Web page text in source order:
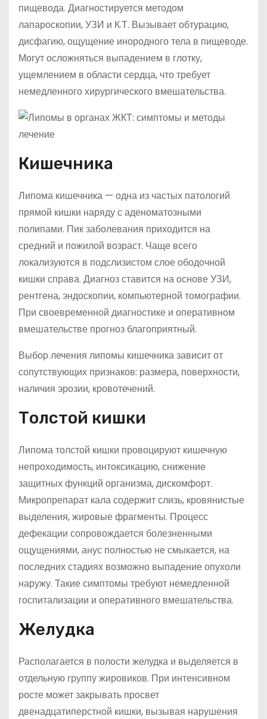
пищевода. Диагностируется методом
лапароскопии, УЗИ и К.Т. Вызывает обтурацию,
дисфагию, ощущение инородного тела в пищеводе.
Могут осложняться выпадением в глотку,
ущемлением в области сердца, что требует
немедленного хирургического вмешательства.
Кишечника
Липома кишечника — одна из частых патологий
прямой кишки наряду с аденоматозными
полипами. Пик заболевания приходится на
средний и пожилой возраст. Чаще всего
локализуются в подслизистом слое ободочной
кишки справа. Диагноз ставится на основе УЗИ,
рентгена, эндоскопии, компьютерной томографии.
При своевременной диагностике и оперативном
вмешательстве прогноз благоприятный.
Выбор лечения липомы кишечника зависит от
сопутствующих признаков: размера, поверхности,
наличия эрозии, кровотечений.
Толстой кишки
Липома толстой кишки провоцируют кишечную
непроходимость, интоксикацию, снижение
защитных функций организма, дискомфорт.
Микропрепарат кала содержит слизь, кровянистые
выделения, жировые фрагменты. Процесс
дефекации сопровождается болезненными
ощущениями, анус полностью не смыкается, на
последних стадиях возможно выпадение опухоли
наружу. Такие симптомы требуют немедленной
госпитализации и оперативного вмешательства.
Желудка
Располагается в полости желудка и выделяется в
отдельную группу жировиков. При интенсивном
росте может закрывать просвет
двенадцатиперстной кишки, вызывая нарушения